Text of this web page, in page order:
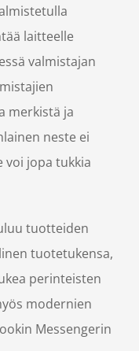
laitteelle
valmistajan
merkistä ja
neste ei
voi jopa tukkia
tuotteiden
tuotetukensa,
perinteisten
modernien
Messengerin